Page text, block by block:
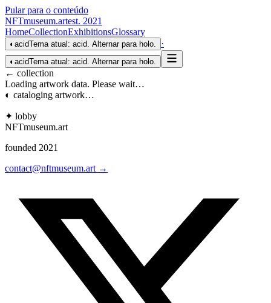
Pular para o conteúdo
NFTmuseum.artest. 2021
HomeCollectionExhibitionsGlossary
◐ acidTema atual: acid. Alternar para holo. ·
◐ acidTema atual: acid. Alternar para holo.
← collection
Loading artwork data. Please wait…
◐ cataloging artwork…
✦ lobby
NFTmuseum.art
founded 2021
contact@nftmuseum.art →